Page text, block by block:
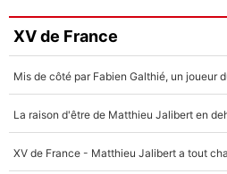
XV de France